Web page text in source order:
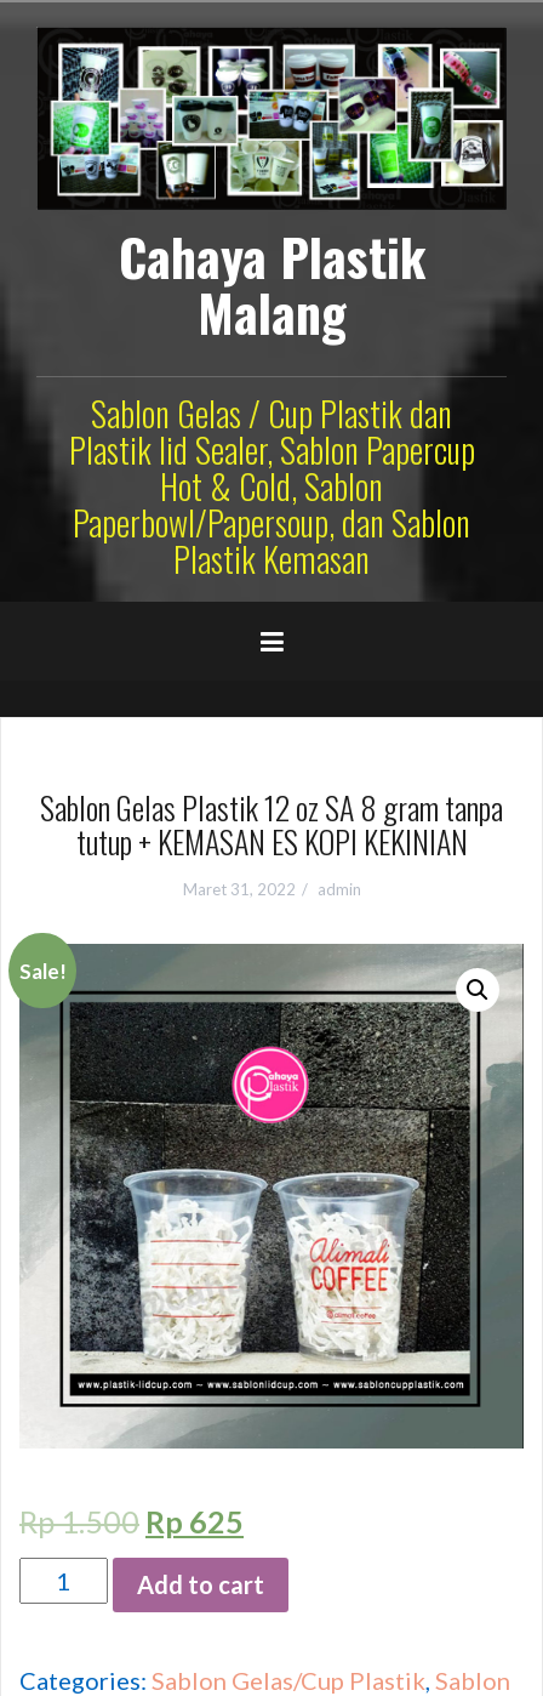
konten
Cahaya Plastik
Malang
Sablon Gelas / Cup Plastik dan
Plastik lid Sealer, Sablon Papercup
Hot & Cold, Sablon
Paperbowl/Papersoup, dan Sablon
Plastik Kemasan
Sablon Gelas Plastik 12 oz SA 8 gram tanpa
tutup + KEMASAN ES KOPI KEKINIAN
Maret 31, 2022 admin
Sale!
Rp1.500 Rp 625
Quantity Add to cart
Categories: Sablon Gelas/Cup Plastik Sablon